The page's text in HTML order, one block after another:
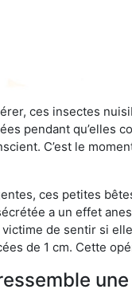
ces insectes
pendant qu’elles
C’est le
ces petites
a un effet
de sentir si
de 1 cm. Cette